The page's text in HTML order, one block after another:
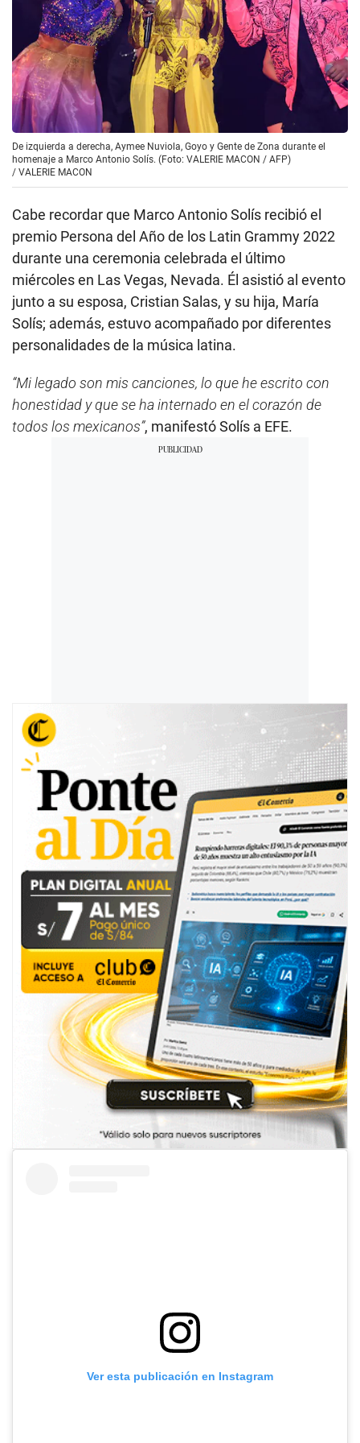
De izquierda a derecha, Aymee Nuviola, Goyo y Gente de Zona durante el
homenaje a Marco Antonio Solís. (Foto: VALERIE MACON / AFP)
/ VALERIE MACON
Cabe recordar que Marco Antonio Solís recibió el
premio Persona del Año de los Latin Grammy 2022
durante una ceremonia celebrada el último
miércoles en Las Vegas, Nevada. Él asistió al evento
junto a su esposa, Cristian Salas, y su hija, María
Solís; además, estuvo acompañado por diferentes
personalidades de la música latina.
“Mi legado son mis canciones, lo que he escrito con
honestidad y que se ha internado en el corazón de
todos los mexicanos”, manifestó Solís a EFE.
Ver esta publicación en Instagram